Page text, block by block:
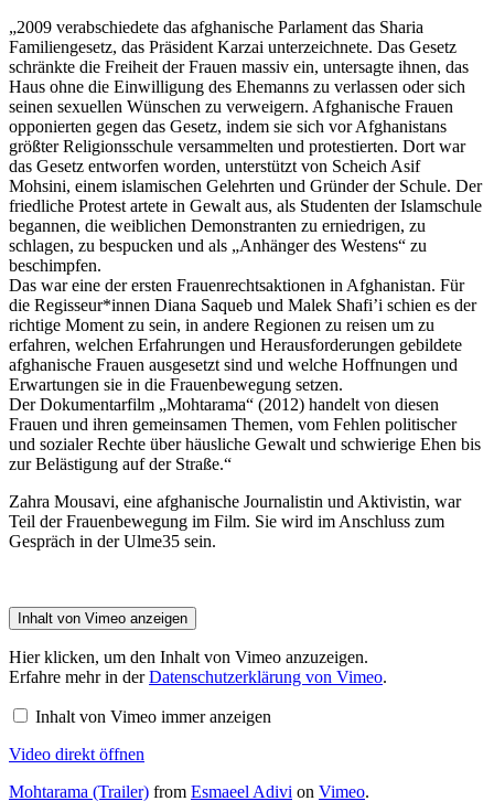
„2009 verabschiedete das afghanische Parlament das Sharia
Familiengesetz, das Präsident Karzai unterzeichnete. Das Gesetz
schränkte die Freiheit der Frauen massiv ein, untersagte ihnen, das
Haus ohne die Einwilligung des Ehemanns zu verlassen oder sich
seinen sexuellen Wünschen zu verweigern. Afghanische Frauen
opponierten gegen das Gesetz, indem sie sich vor Afghanistans
größter Religionsschule versammelten und protestierten. Dort war
das Gesetz entworfen worden, unterstützt von Scheich Asif
Mohsini, einem islamischen Gelehrten und Gründer der Schule. Der
friedliche Protest artete in Gewalt aus, als Studenten der Islamschule
begannen, die weiblichen Demonstranten zu erniedrigen, zu
schlagen, zu bespucken und als „Anhänger des Westens“ zu
beschimpfen.
Das war eine der ersten Frauenrechtsaktionen in Afghanistan. Für
die Regisseur*innen Diana Saqueb und Malek Shafi’i schien es der
richtige Moment zu sein, in andere Regionen zu reisen um zu
erfahren, welchen Erfahrungen und Herausforderungen gebildete
afghanische Frauen ausgesetzt sind und welche Hoffnungen und
Erwartungen sie in die Frauenbewegung setzen.
Der Dokumentarfilm „Mohtarama“ (2012) handelt von diesen
Frauen und ihren gemeinsamen Themen, vom Fehlen politischer
und sozialer Rechte über häusliche Gewalt und schwierige Ehen bis
zur Belästigung auf der Straße.“
Zahra Mousavi, eine afghanische Journalistin und Aktivistin, war
Teil der Frauenbewegung im Film. Sie wird im Anschluss zum
Gespräch in der Ulme35 sein.
Inhalt von Vimeo anzeigen
Hier klicken, um den Inhalt von Vimeo anzuzeigen.
Erfahre mehr in derDatenschutzerklärung von Vimeo.
Inhalt von Vimeo immer anzeigen
Video direkt öffnen
Mohtarama (Trailer) from Esmaeel Adivi on Vimeo.